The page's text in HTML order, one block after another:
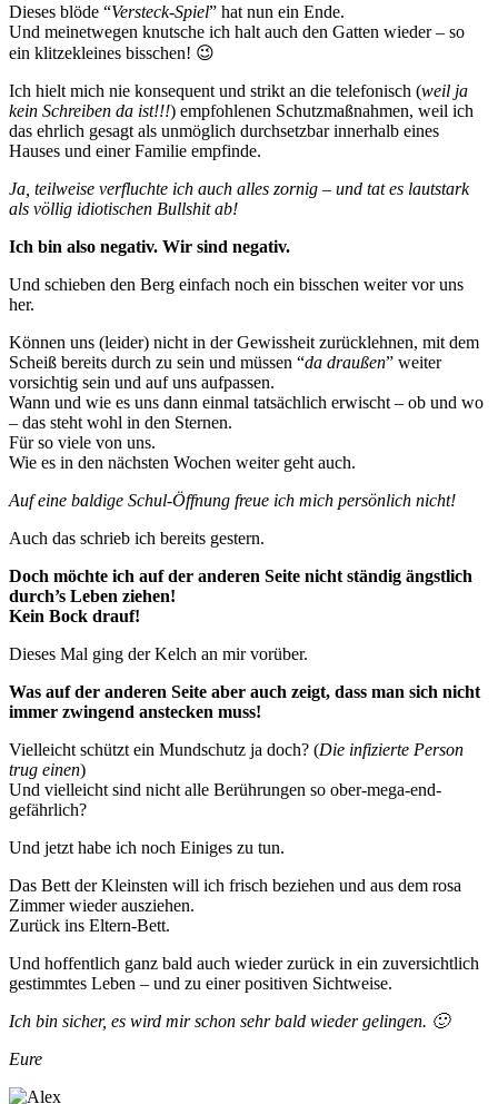
Dieses blöde “Versteck-Spiel” hat nun ein Ende.
Und meinetwegen knutsche ich halt auch den Gatten wieder – so
ein klitzekleines bisschen! 😉
Ich hielt mich nie konsequent und strikt an die telefonisch (weil ja
kein Schreiben da ist!!!) empfohlenen Schutzmaßnahmen, weil ich
das ehrlich gesagt als unmöglich durchsetzbar innerhalb eines
Hauses und einer Familie empfinde.
Ja, teilweise verfluchte ich auch alles zornig – und tat es lautstark
als völlig idiotischen Bullshit ab!
Ich bin also negativ. Wir sind negativ.
Und schieben den Berg einfach noch ein bisschen weiter vor uns
her.
Können uns (leider) nicht in der Gewissheit zurücklehnen, mit dem
Scheiß bereits durch zu sein und müssen “da draußen” weiter
vorsichtig sein und auf uns aufpassen.
Wann und wie es uns dann einmal tatsächlich erwischt – ob und wo
– das steht wohl in den Sternen.
Für so viele von uns.
Wie es in den nächsten Wochen weiter geht auch.
Auf eine baldige Schul-Öffnung freue ich mich persönlich nicht!
Auch das schrieb ich bereits gestern.
Doch möchte ich auf der anderen Seite nicht ständig ängstlich
durch’s Leben ziehen!
Kein Bock drauf!
Dieses Mal ging der Kelch an mir vorüber.
Was auf der anderen Seite aber auch zeigt, dass man sich nicht
immer zwingend anstecken muss!
Vielleicht schützt ein Mundschutz ja doch? (Die infizierte Person
trug einen)
Und vielleicht sind nicht alle Berührungen so ober-mega-end-
gefährlich?
Und jetzt habe ich noch Einiges zu tun.
Das Bett der Kleinsten will ich frisch beziehen und aus dem rosa
Zimmer wieder ausziehen.
Zurück ins Eltern-Bett.
Und hoffentlich ganz bald auch wieder zurück in ein zuversichtlich
gestimmtes Leben – und zu einer positiven Sichtweise.
Ich bin sicher, es wird mir schon sehr bald wieder gelingen. 🙂
Eure